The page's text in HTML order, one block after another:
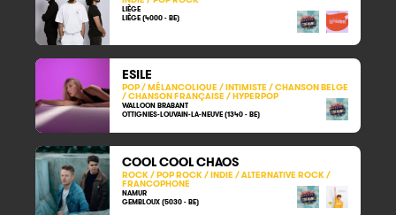
LIÈGE
LIÈGE (4000 - BE)
ESILE
POP / MÉLANCOLIQUE / INTIMISTE / CHANSON BELGE
/ CHANSON FRANÇAISE / HYPERPOP
WALLOON BRABANT
OTTIGNIES-LOUVAIN-LA-NEUVE (1340 - BE)
COOL COOL CHAOS
ROCK / POP ROCK / INDIE / ALTERNATIVE ROCK /
FRANCOPHONE
NAMUR
GEMBLOUX (5030 - BE)